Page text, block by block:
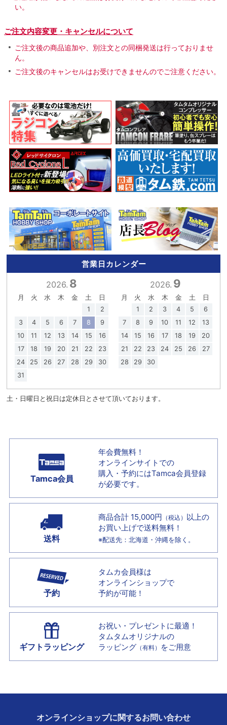
い。
ご注文内容変更・キャンセルについて
ご注文後の商品追加や、別注文との同梱発送は行っておりませ
ん。
ご注文後のキャンセルはお受けできませんのでご注意ください。
営業日カレンダー
2026. 8
月 火 水 木 金 土
日
1
2
3
4 5 6 7 8
9
10
11 12 13 14 15
16
17
18 19 20 21 22
23
24
25 26 27 28 29
30
31
2026. 9
月 火 水 木 金 土
日
1
2 3 4 5
6
7
8 9 10 11 12
13
14
15 16 17 18 19
20
21
22 23 24 25 26
27
28
29 30
土・日曜日と祝日は定休日とさせて頂いております。
Tamca会員
年会費無料！
オンラインサイトでの
購入・予約にはTamca会員登録
が必要です。
送料
商品合計 15,000円 （税込） 以上の
お買い上げで送料無料！
※配送先：北海道・沖縄を除く。
予約
タムカ会員様は
オンラインショップで
予約が可能！
ギフトラッピング
お祝い・プレゼントに最適！
タムタムオリジナルの
ラッピング （有料） をご用意
オンラインショップに関するお問い合わせ